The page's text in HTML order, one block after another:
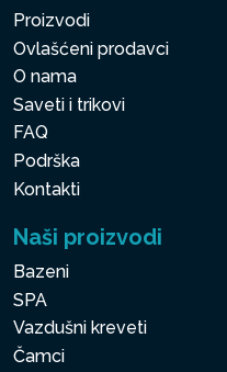
Proizvodi
Ovlašćeni prodavci
O nama
Saveti i trikovi
FAQ
Podrška
Kontakti
Naši proizvodi
Bazeni
SPA
Vazdušni kreveti
Čamci